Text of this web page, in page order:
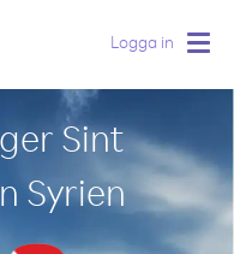
Logga in
Sint
Syrien